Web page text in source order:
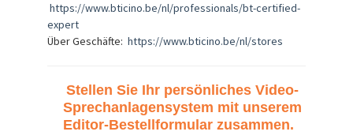
https://www.bticino.be/nl/professionals/bt-certified-
expert
Über Geschäfte: https://www.bticino.be/nl/stores
Stellen Sie Ihr persönliches Video-
Sprechanlagensystem mit unserem
Editor-Bestellformular zusammen.